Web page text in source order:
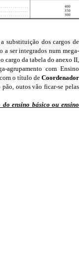
a substituição dos cargos de
a ser integrados num mega-
cargo da tabela do anexo II,
agrupamento com Ensino
o título de Coordenador
outos vão ficar-se pelas
ensino básico ou ensino